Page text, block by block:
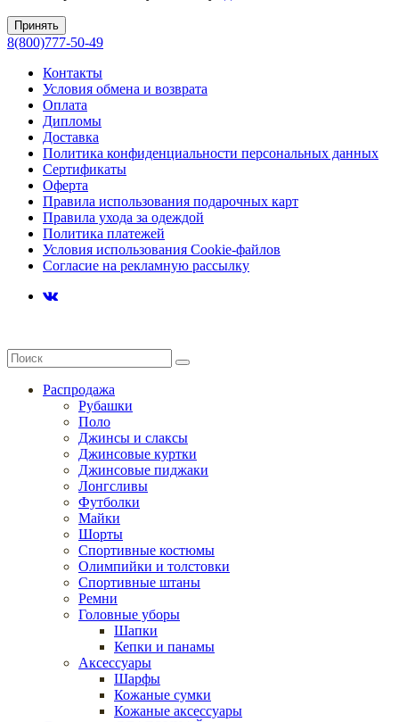
Принять
8(800)777-50-49
Контакты
Условия обмена и возврата
Оплата
Дипломы
Доставка
Политика конфиденциальности персональных данных
Сертификаты
Оферта
Правила использования подарочных карт
Правила ухода за одеждой
Политика платежей
Условия использования Cookie-файлов
Согласие на рекламную рассылку
Распродажа
Рубашки
Поло
Джинсы и слаксы
Джинсовые куртки
Джинсовые пиджаки
Лонгсливы
Футболки
Майки
Шорты
Спортивные костюмы
Олимпийки и толстовки
Спортивные штаны
Ремни
Головные уборы
Шапки
Кепки и панамы
Аксессуары
Шарфы
Кожаные сумки
Кожаные аксессуары